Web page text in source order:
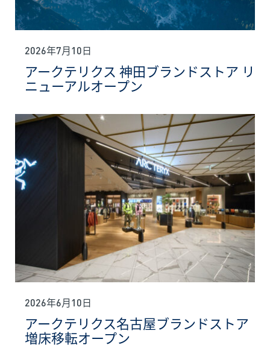
2026年7月10日
アークテリクス 神田ブランドストア リ
ニューアルオープン
2026年6月10日
アークテリクス名古屋ブランドストア
増床移転オープン